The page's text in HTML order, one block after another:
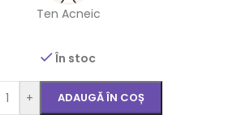
Ten Acneic
În stoc
+ ADAUGĂ ÎN COȘ